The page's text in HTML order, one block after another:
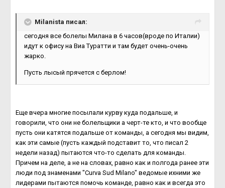
Milanista писал:
сегодня все болелы Милана в 6 часов(вроде по Италии)
идут к офису на Виа Туратти и там будет очень-очень
жарко.
Пусть лысый прячется с берлом!
Еще вчера многие посылали курву куда подальше, и
говорили, что они не болельщики а черт-те кто, и что вообще
пусть они катятся подальше от команды, а сегодня мы видим,
как эти самые (пусть каждый подставит то, что писал 2
недели назад) пытаются что-то сделать для команды.
Причем на деле, а не на словах, равно как и полгода ранее эти
люди под знаменами "Curva Sud Milano" ведомые ихними же
лидерами пытаются помочь команде, равно как и всегда это